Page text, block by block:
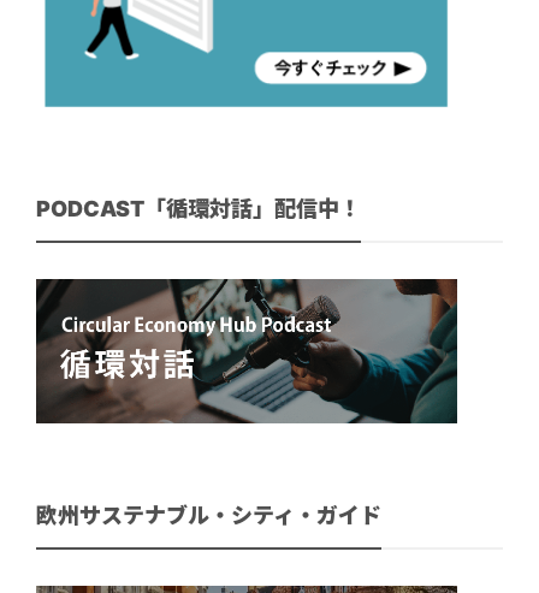
PODCAST「循環対話」配信中！
欧州サステナブル・シティ・ガイド